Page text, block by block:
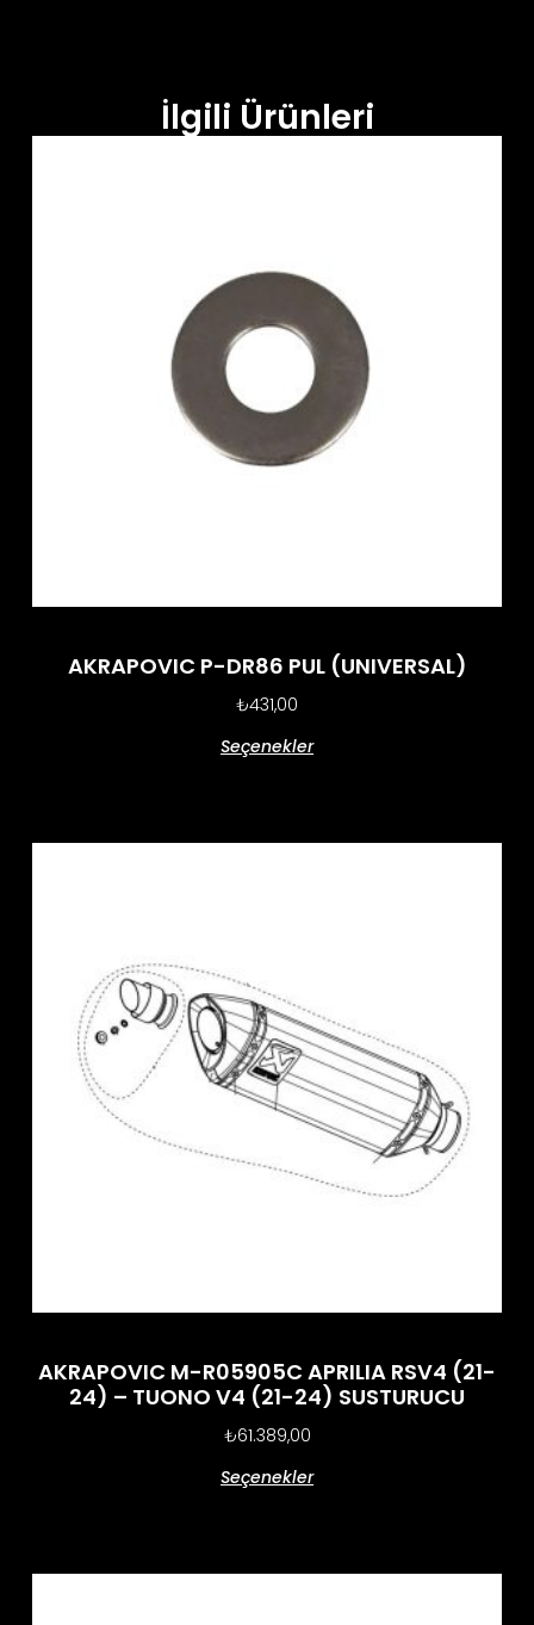
İlgili Ürünleri
AKRAPOVIC P-DR86 PUL (UNIVERSAL)
₺431,00
Seçenekler
AKRAPOVIC M-R05905C APRILIA RSV4 (21-
24) – TUONO V4 (21-24) SUSTURUCU
₺61.389,00
Seçenekler